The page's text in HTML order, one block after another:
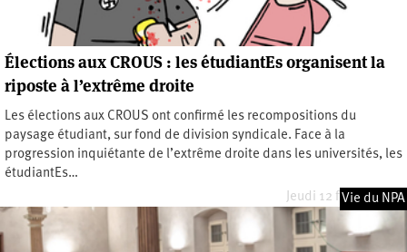
Élections aux CROUS : les étudiantEs organisent la
riposte à l’extrême droite
Les élections aux CROUS ont confirmé les recompositions du
paysage étudiant, sur fond de division syndicale. Face à la
progression inquiétante de l’extrême droite dans les universités, les
étudiantEs…
Jeudi 12 février 2026
Vie du NPA